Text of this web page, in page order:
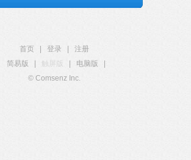
首页 登录
注册
简易版
触屏版 电脑版
© Comsenz Inc.